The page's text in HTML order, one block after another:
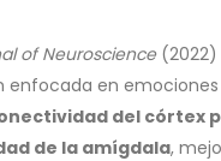
of Neuroscience(2022)
enfocada en emociones
del córtex
de la amígdala,